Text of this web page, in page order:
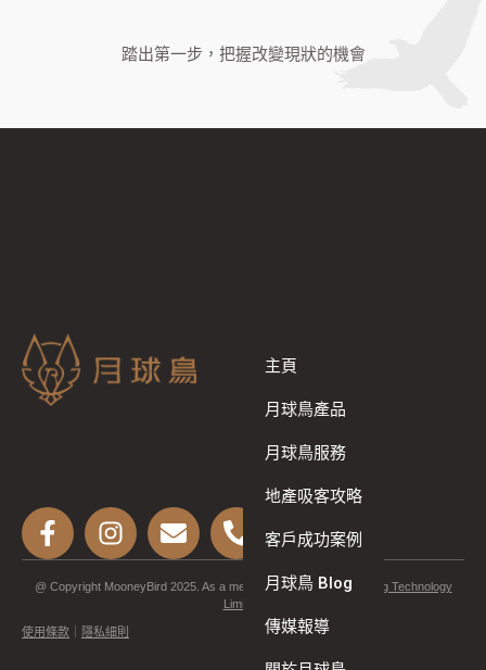
踏出第一步，把握改變現狀的機會
主頁
月球鳥產品
月球鳥服務
地產吸客攻略
客戶成功案例
月球鳥 Blog
傳媒報導
@ Copyright MooneyBird 2025. As a member ofSynergy Marketing Technology
Limited
使用條款 隱私細則